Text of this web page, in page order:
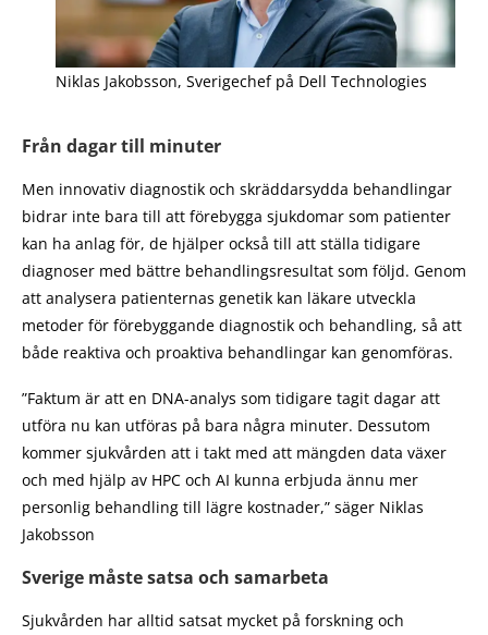
Niklas Jakobsson, Sverigechef på Dell Technologies
Från dagar till minuter
Men innovativ diagnostik och skräddarsydda behandlingar
bidrar inte bara till att förebygga sjukdomar som patienter
kan ha anlag för, de hjälper också till att ställa tidigare
diagnoser med bättre behandlingsresultat som följd. Genom
att analysera patienternas genetik kan läkare utveckla
metoder för förebyggande diagnostik och behandling, så att
både reaktiva och proaktiva behandlingar kan genomföras.
”Faktum är att en DNA-analys som tidigare tagit dagar att
utföra nu kan utföras på bara några minuter. Dessutom
kommer sjukvården att i takt med att mängden data växer
och med hjälp av HPC och AI kunna erbjuda ännu mer
personlig behandling till lägre kostnader,” säger Niklas
Jakobsson
Sverige måste satsa och samarbeta
Sjukvården har alltid satsat mycket på forskning och